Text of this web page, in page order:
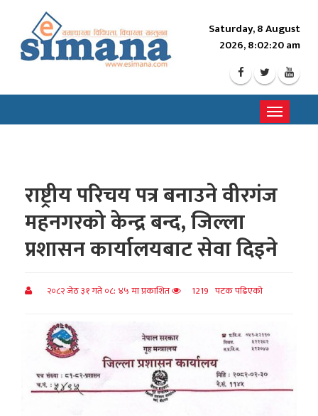
Saturday, 8 August
2026, 8:02:22 am
Toggle
राष्ट्रीय परिचय पत्र बनाउने वीरगंज
महनगरको केन्द्र बन्द, जिल्ला
प्रशासन कार्यालयबाट सेवा दिइने
२०८२ जेठ ३१ गते ०८: ४५ मा प्रकाशित 1219 पटक पढिएको